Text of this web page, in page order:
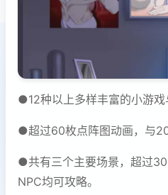
●12种以上多样丰富的小游戏
●超过60枚点阵图动画，与
●共有三个主要场景，超过
NPC均可攻略。